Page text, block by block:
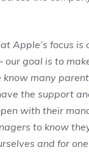
Apple’s focus
goal is to
many
the support
with their
to know
and for